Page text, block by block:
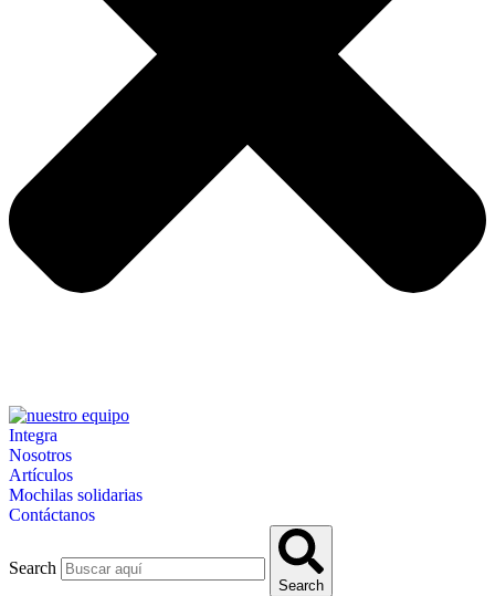
Integra
Nosotros
Artículos
Mochilas solidarias
Contáctanos
Search
Search